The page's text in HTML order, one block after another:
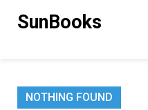
SunBooks
NOTHING FOUND